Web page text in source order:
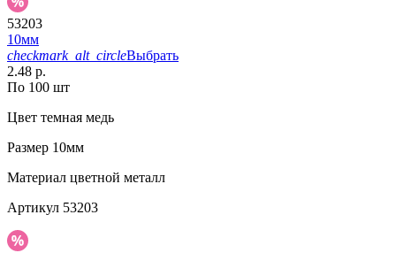
53203
10мм
checkmark_alt_circleВыбрать
2.48 р.
По 100 шт
Цвет темная медь
Размер 10мм
Материал цветной металл
Артикул 53203